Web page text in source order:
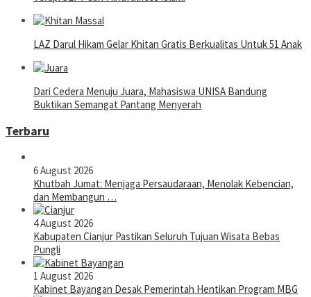
LAZ Darul Hikam Gelar Khitan Gratis Berkualitas Untuk 51 Anak
Dari Cedera Menuju Juara, Mahasiswa UNISA Bandung
Buktikan Semangat Pantang Menyerah
Terbaru
6 August 2026
Khutbah Jumat: Menjaga Persaudaraan, Menolak Kebencian,
dan Membangun …
4 August 2026
Kabupaten Cianjur Pastikan Seluruh Tujuan Wisata Bebas
Pungli
1 August 2026
Kabinet Bayangan Desak Pemerintah Hentikan Program MBG